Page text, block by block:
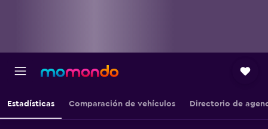
Estadísticas Comparación de vehículos Directorio de